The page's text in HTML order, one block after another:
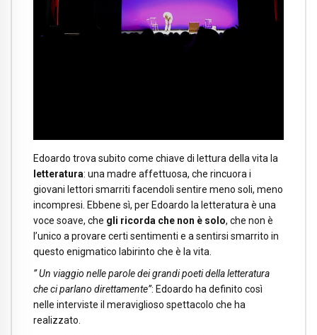
Edoardo trova subito come chiave di lettura della vita la
letteratura: una madre affettuosa, che rincuora i
giovani lettori smarriti facendoli sentire meno soli, meno
incompresi. Ebbene sì, per Edoardo la letteratura è una
voce soave, che gli ricorda che non è solo, che non è
l’unico a provare certi sentimenti e a sentirsi smarrito in
questo enigmatico labirinto che è la vita.
” Un viaggio nelle parole dei grandi poeti della letteratura
che ci parlano direttamente”: Edoardo ha definito così
nelle interviste il meraviglioso spettacolo che ha
realizzato.